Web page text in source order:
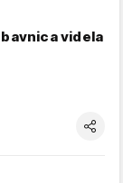
videla